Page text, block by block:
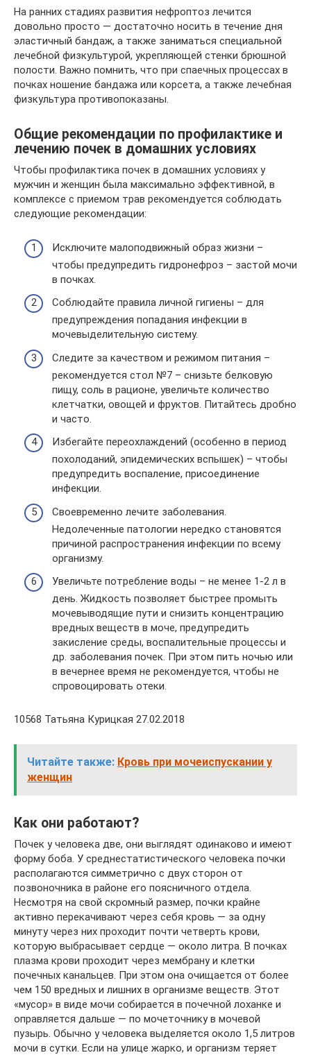
На ранних стадиях развития нефроптоз лечится
довольно просто — достаточно носить в течение дня
эластичный бандаж, а также заниматься специальной
лечебной физкультурой, укрепляющей стенки брюшной
полости. Важно помнить, что при спаечных процессах в
почках ношение бандажа или корсета, а также лечебная
физкультура противопоказаны.
Общие рекомендации по профилактике и
лечению почек в домашних условиях
Чтобы профилактика почек в домашних условиях у
мужчин и женщин была максимально эффективной, в
комплексе с приемом трав рекомендуется соблюдать
следующие рекомендации:
Исключите малоподвижный образ жизни –
чтобы предупредить гидронефроз – застой мочи
в почках.
Соблюдайте правила личной гигиены – для
предупреждения попадания инфекции в
мочевыделительную систему.
Следите за качеством и режимом питания –
рекомендуется стол №7 – снизьте белковую
пищу, соль в рационе, увеличьте количество
клетчатки, овощей и фруктов. Питайтесь дробно
и часто.
Избегайте переохлаждений (особенно в период
похолоданий, эпидемических вспышек) – чтобы
предупредить воспаление, присоединение
инфекции.
Своевременно лечите заболевания.
Недолеченные патологии нередко становятся
причиной распространения инфекции по всему
организму.
Увеличьте потребление воды – не менее 1-2 л в
день. Жидкость позволяет быстрее промыть
мочевыводящие пути и снизить концентрацию
вредных веществ в моче, предупредить
закисление среды, воспалительные процессы и
др. заболевания почек. При этом пить ночью или
в вечернее время не рекомендуется, чтобы не
спровоцировать отеки.
10568 Татьяна Курицкая 27.02.2018
Читайте также: Кровь при мочеиспускании у
женщин
Как они работают?
Почек у человека две, они выглядят одинаково и имеют
форму боба. У среднестатистического человека почки
располагаются симметрично с двух сторон от
позвоночника в районе его поясничного отдела.
Несмотря на свой скромный размер, почки крайне
активно перекачивают через себя кровь — за одну
минуту через них проходит почти четверть крови,
которую выбрасывает сердце — около литра. В почках
плазма крови проходит через мембрану и клетки
почечных канальцев. При этом она очищается от более
чем 150 вредных и лишних в организме веществ. Этот
«мусор» в виде мочи собирается в почечной лоханке и
оправляется дальше — по мочеточнику в мочевой
пузырь. Обычно у человека выделяется около 1,5 литров
мочи в сутки. Если на улице жарко, и организм теряет